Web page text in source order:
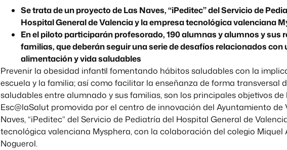
Se trata de un proyecto de Las Naves, “iPeditec” del Servicio de
Hospital General de Valencia y la empresa tecnológica valenciana
En el piloto participarán profesorado, 190 alumnas y alumnos y sus
familias, que deberán seguir una serie de desafíos relacionados con
alimentación y vida saludables
Prevenir la obesidad infantil fomentando hábitos saludables con la
escuela y la familia; así como facilitar la enseñanza de forma transversal
saludables entre alumnado y sus familias, son los principales objetivos de
Esc@laSalut promovida por el centro de innovación del Ayuntamiento de
Naves, “iPeditec” del Servicio de Pediatría del Hospital General de
tecnológica valenciana Mysphera, con la colaboración del colegio Miquel
Noguerol.